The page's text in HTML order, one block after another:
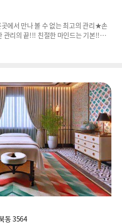
에서 만나 볼 수 없는 최고의 관리★손
관리의 끝!!! 친절한 마인드는 기본!! 힐
동 3564